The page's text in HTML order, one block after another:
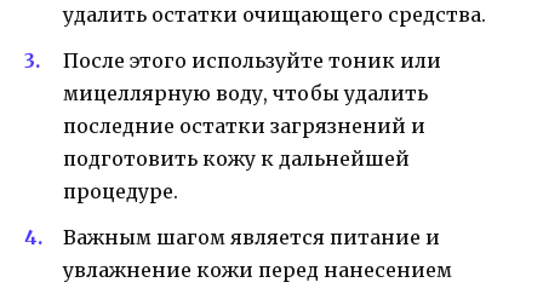
удалить остатки очищающего средства.
После этого используйте тоник или
мицеллярную воду, чтобы удалить
последние остатки загрязнений и
подготовить кожу к дальнейшей
процедуре.
Важным шагом является питание и
увлажнение кожи перед нанесением